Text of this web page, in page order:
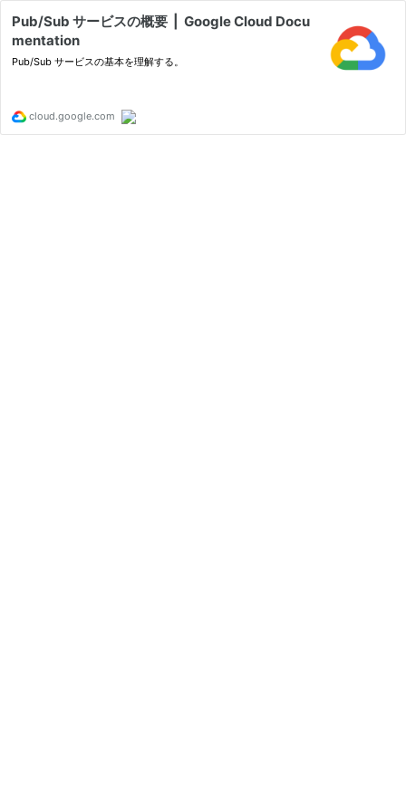
Pub/Sub サービスの概要 | Google Cloud Docu
mentation
Pub/Sub サービスの基本を理解する。
cloud.google.com